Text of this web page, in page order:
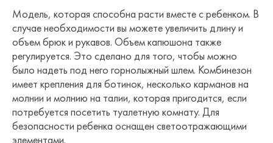
Модель, которая способна расти вместе с ребенком. В
случае необходимости вы можете увеличить длину и
объем брюк и рукавов. Объем капюшона также
регулируется. Это сделано для того, чтобы можно
было надеть под него горнолыжный шлем. Комбинезон
имеет крепления для ботинок, несколько карманов на
молнии и молнию на талии, которая пригодится, если
потребуется посетить туалетную комнату. Для
безопасности ребенка оснащен светоотражающими
элементами.